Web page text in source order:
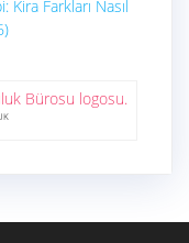
Kira Farkları Nasıl